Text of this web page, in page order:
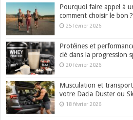
Pourquoi faire appel à
comment choisir le bon ?
25 février 2026
Protéines et
clé dans la progression
20 février 2026
Musculation et
votre Dacia Duster ou
18 février 2026